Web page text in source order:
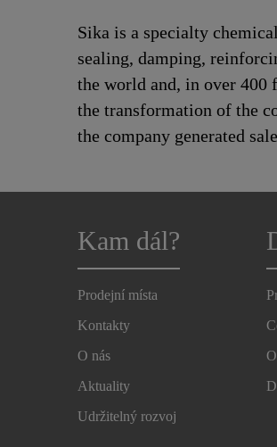
Sika is a specialty
sealing, damping,
the world and, in over 400
the transformation of the
the company generated
Kam dál?
Prodejní místa
Kontakty
O nás
Aktuality
Udržitelný rozvoj